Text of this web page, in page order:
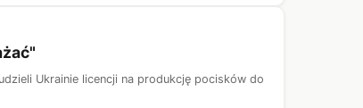
Ukrainie licencji na produkcję pocisków do